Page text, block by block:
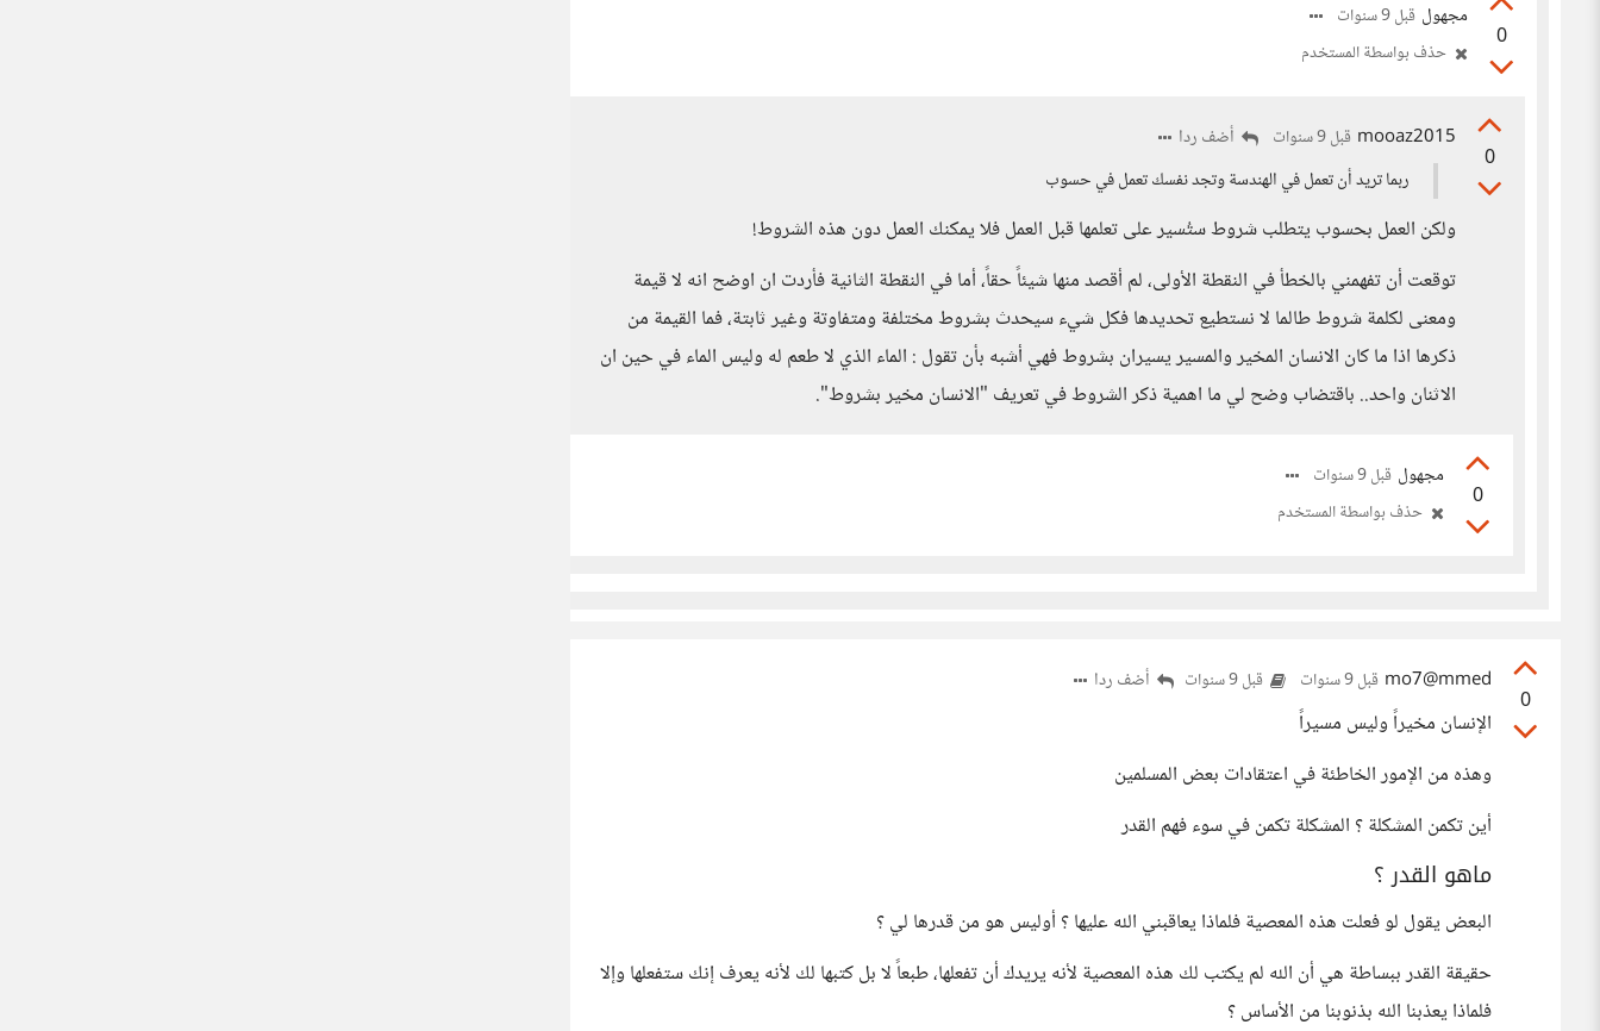
0
مجهول قبل 9 سنوات
حذف بواسطة المستخدم
0
mooaz2015 قبل 9 سنوات
أضف ردا
ربما تريد أن تعمل في الهندسة وتجد نفسك تعمل في حسوب
ولكن العمل بحسوب يتطلب شروط ستُسير على تعلمها قبل العمل فلا يمكنك العمل دون هذه الشروط!
توقعت أن تفهمني بالخطأ في النقطة الأولى، لم أقصد منها شيئاً حقاً، أما في النقطة الثانية فأردت ان اوضح انه لا قيمة
ومعنى لكلمة شروط طالما لا نستطيع تحديدها فكل شيء سيحدث بشروط مختلفة ومتفاوتة وغير ثابتة، فما القيمة من
ذكرها اذا ما كان الانسان المخير والمسير يسيران بشروط فهي أشبه بأن تقول : الماء الذي لا طعم له وليس الماء في حين ان
الاثنان واحد.. باقتضاب وضح لي ما اهمية ذكر الشروط في تعريف "الانسان مخير بشروط".
0
مجهول قبل 9 سنوات
حذف بواسطة المستخدم
0
mo7@mmed قبل 9 سنوات قبل 9 سنوات أضف ردا
الإنسان مخيراً وليس مسيراً
وهذه من الإمور الخاطئة في اعتقادات بعض المسلمين
أين تكمن المشكلة ؟ المشكلة تكمن في سوء فهم القدر
ماهو القدر ؟
البعض يقول لو فعلت هذه المعصية فلماذا يعاقبني الله عليها ؟ أوليس هو من قدرها لي ؟
حقيقة القدر ببساطة هي أن الله لم يكتب لك هذه المعصية لأنه يريدك أن تفعلها، طبعاً لا بل كتبها لك لأنه يعرف إنك ستفعلها وإلا
فلماذا يعذبنا الله بذنوبنا من الأساس ؟